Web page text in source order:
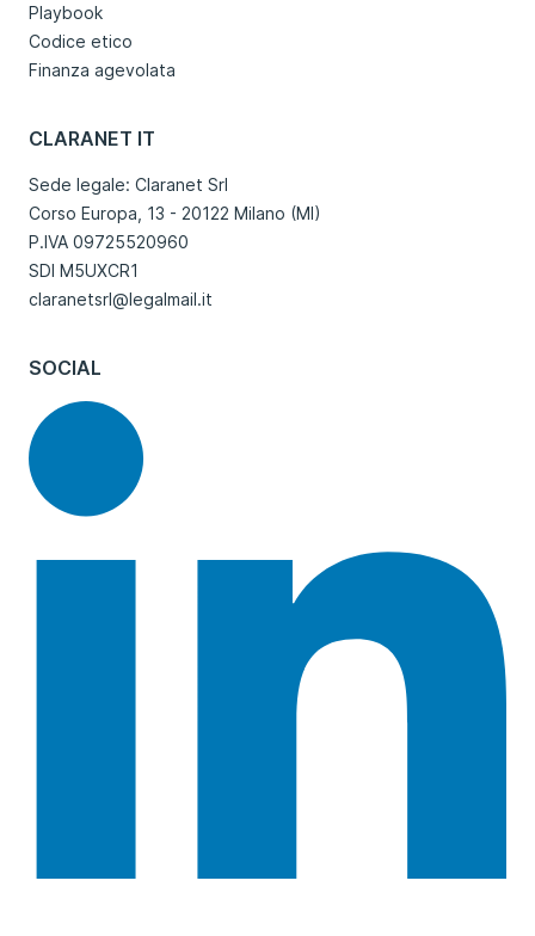
Playbook
Codice etico
Finanza agevolata
CLARANET IT
Sede legale: Claranet Srl
Corso Europa, 13 - 20122 Milano (MI)
P.IVA 09725520960
SDI M5UXCR1
claranetsrl@legalmail.it
SOCIAL